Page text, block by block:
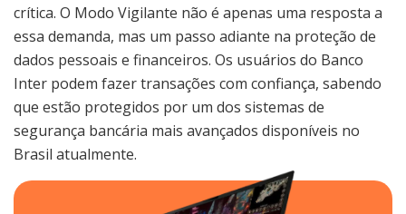
crítica. O Modo Vigilante não é apenas uma resposta a
essa demanda, mas um passo adiante na proteção de
dados pessoais e financeiros. Os usuários do Banco
Inter podem fazer transações com confiança, sabendo
que estão protegidos por um dos sistemas de
segurança bancária mais avançados disponíveis no
Brasil atualmente.